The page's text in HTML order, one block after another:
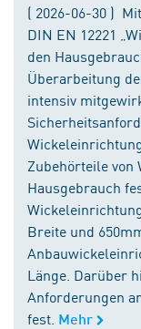
( 2026-06-30 )
DIN EN 12221
den
Überarbeitung
intensiv
Zubehörteile
Hausgebrauch
Breite und
Länge. Darüber
Anforderungen
fest. Mehr